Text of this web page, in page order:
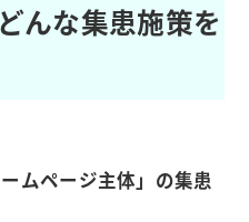
んな集患施策を
ムページ主体」の集患